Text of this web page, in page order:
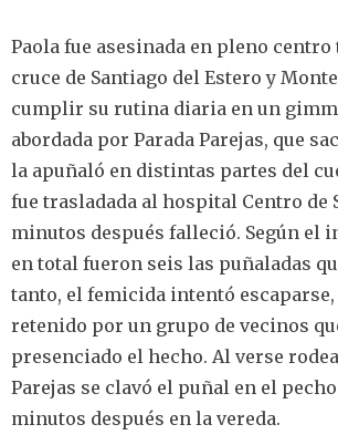
Paola fue asesinada en pleno centro
cruce de Santiago del Estero y
cumplir su rutina diaria en un
abordada por Parada Parejas, que
la apuñaló en distintas partes del
fue trasladada al hospital Centro de
minutos después falleció. Según el
en total fueron seis las puñaladas
tanto, el femicida intentó escaparse,
retenido por un grupo de vecinos
presenciado el hecho. Al verse
Parejas se clavó el puñal en el
minutos después en la vereda.